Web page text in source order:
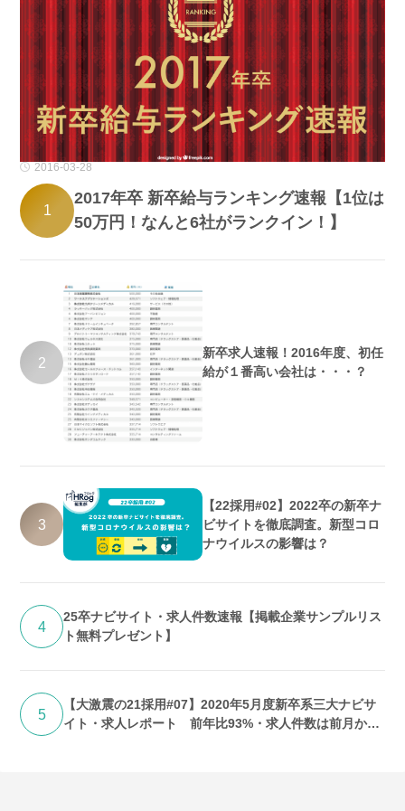
2016-03-28
1
2017年卒 新卒給与ランキング速報【1位は
50万円！なんと6社がランクイン！】
2
新卒求人速報！2016年度、初任
給が１番高い会社は・・・？
3
【22採用#02】2022卒の新卒ナ
ビサイトを徹底調査。新型コロ
ナウイルスの影響は？
4
25卒ナビサイト・求人件数速報【掲載企業サンプルリス
ト無料プレゼント】
5
【大激震の21採用#07】2020年5月度新卒系三大ナビサ
イト・求人レポート 前年比93%・求人件数は前月から